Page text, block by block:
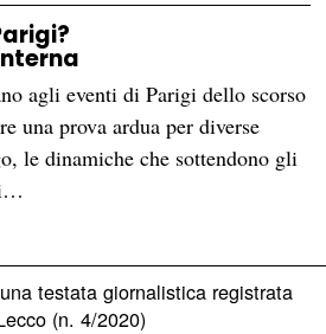
agli eventi di Parigi dello scorso
una prova ardua per diverse
le dinamiche che sottendono gli
testata giornalistica registrata
(n. 4/2020)